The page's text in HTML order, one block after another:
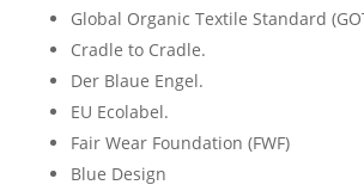
Global Organic Textile Standard
Cradle to Cradle.
Der Blaue Engel.
EU Ecolabel.
Fair Wear Foundation (FWF)
Blue Design